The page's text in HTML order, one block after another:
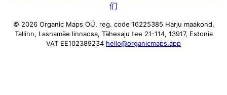
们
© 2026 Organic Maps OÜ, reg. code 16225385 Harju maakond,
Tallinn, Lasnamäe linnaosa, Tähesaju tee 21-114, 13917, Estonia
VAT EE102389234 hello@organicmaps.app